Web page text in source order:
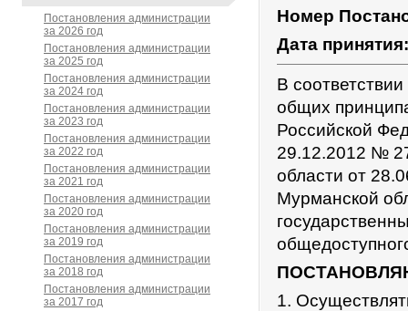
Номер
Дата
В
общих
Российской
29.12.2012 №
области от
Мурманской
1.
Постановления администрации
за 2026 год
Постановления администрации
за 2025 год
Постановления администрации
за 2024 год
Постановления администрации
за 2023 год
Постановления администрации
за 2022 год
Постановления администрации
за 2021 год
Постановления администрации
за 2020 год
Постановления администрации
за 2019 год
Постановления администрации
за 2018 год
Постановления администрации
за 2017 год